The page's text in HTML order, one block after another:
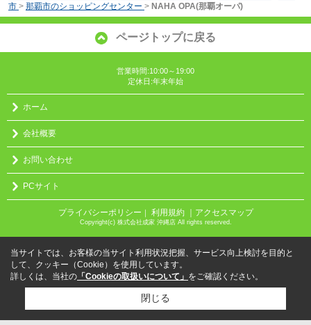
市 > 那覇市のショッピングセンター > NAHA OPA(那覇オーパ)
ページトップに戻る
営業時間:10:00～19:00
定休日:年末年始
ホーム
会社概要
お問い合わせ
PCサイト
プライバシーポリシー ｜ 利用規約 ｜アクセスマップ
Copyright(c) 株式会社成家 沖縄店 All rights reserved.
当サイトでは、お客様の当サイト利用状況把握、サービス向上検討を目的と
して、クッキー（Cookie）を使用しています。
詳しくは、当社の 「Cookieの取扱いについて」 をご確認ください。
閉じる